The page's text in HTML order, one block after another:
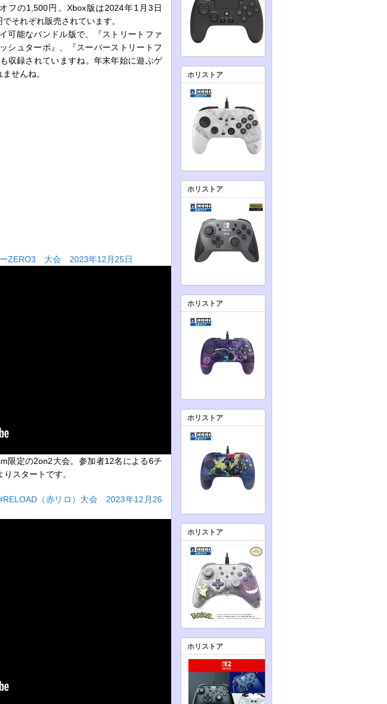
フの1,500円。Xbox版は2024年1月3日
それぞれ販売されています。
可能なバンドル版で、『ストリートファ
シュターボ』、『スーパーストリートフ
収録されていますね。年末年始に遊ぶゲ
せんね。
ZERO3 大会 2023年12月25日
限定の2on2大会。参加者12名による6チ
スタートです。
（赤リロ）大会 2023年12月26
ホリストア
ホリストア
ホリストア
ホリストア
ホリストア
ホリストア